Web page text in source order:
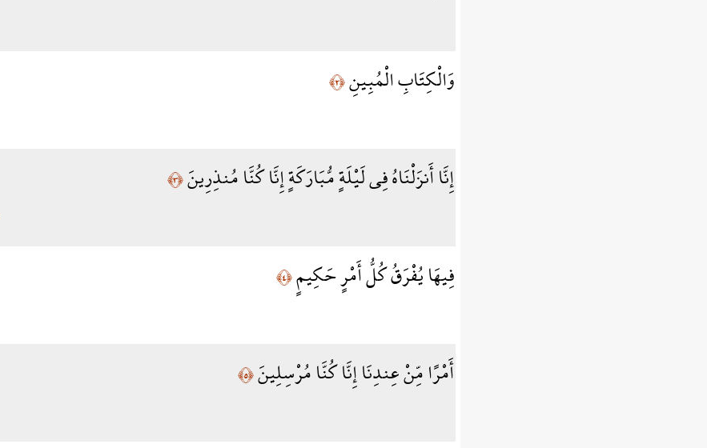
وَالْكِتَابِ الْمُبِينِ﴿٢﴾
إِنَّا أَنزَلْنَاهُ فِي لَيْلَةٍ مُّبَارَكَةٍ إِنَّا كُنَّا مُنذِرِينَ﴿٣﴾
فِيهَا يُفْرَقُ كُلُّ أَمْرٍ حَكِيمٍ﴿٤﴾
أَمْرًا مِّنْ عِندِنَا إِنَّا كُنَّا مُرْسِلِينَ﴿٥﴾